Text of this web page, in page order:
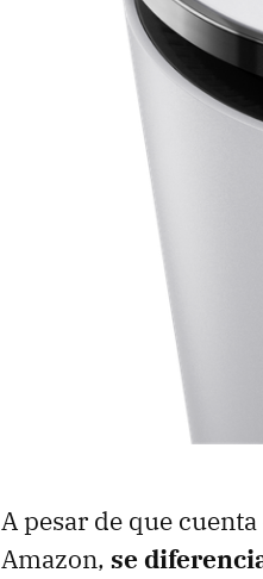
A pesar de que
Amazon, se